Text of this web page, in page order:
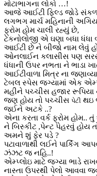
મોટાભાગના લોકો …!
આજે આઈટી ફિલ્ડ જોડે
લગભગ માર્ચ મહિનાની
ફ્રોમ હોમ ચાલી રહ્યું છે,
ટેકનોલોજી એ ઘણા બધા ધંધા
આઈટી છે ને બીજો નામ લેવું
ઓનલાઈન કલાસીસ પણ
ધંધાની ઉપર નભતા ને ભાડા
આઈટીવાળા મિત્ર ના
ટેબલ સ્પેસ જગ્યામાં એક
મહીને પચ્ચીસ હજાર રૂપિયા
જણ હોય તો પચ્ચીસ પેટી થઇ
જઈને અટકે ..?
એના કરતા વર્ક ફ્રોમ હોમ..
ને બિસ્કીટ ,પેન્ટ પેહરવું હોય
અમને શું ફેર પડે ?
પટાવાળાથી લઈને પાર્કિંગ
ઝંઝટ જ નહિ..!
એમ્પ્લોઇ માટે જગ્યા ભાડે
નાસ્તા ઉપરથી પેલો આવવા